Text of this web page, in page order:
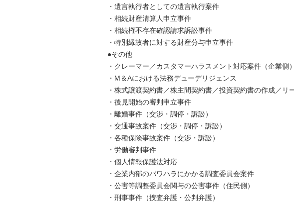
・遺言執行者としての遺言執行案件
・相続財産清算人申立事件
・相続権不存在確認請求訴訟事件
・特別縁故者に対する財産分与申立事件
●その他
・クレーマー／カスタマーハラスメント対応案件（企業側）
・M＆Aにおける法務デューデリジェンス
・株式譲渡契約書／株主間契約書／投資契約書の作成／リ
・後見開始の審判申立事件
・離婚事件（交渉・調停・訴訟）
・交通事故案件（交渉・調停・訴訟）
・各種保険事故案件（交渉・訴訟）
・労働審判事件
・個人情報保護法対応
・企業内部のパワハラにかかる調査委員会案件
・公害等調整委員会関与の公害事件（住民側）
・刑事事件（捜査弁護・公判弁護）